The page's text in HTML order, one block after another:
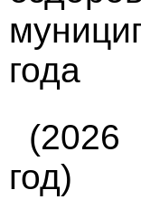
года
(2026
год)